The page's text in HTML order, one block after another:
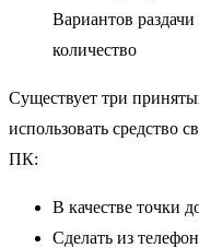
Вариантов
количество
Существует три
использовать средство
ПК:
В качестве точки
Сделать из